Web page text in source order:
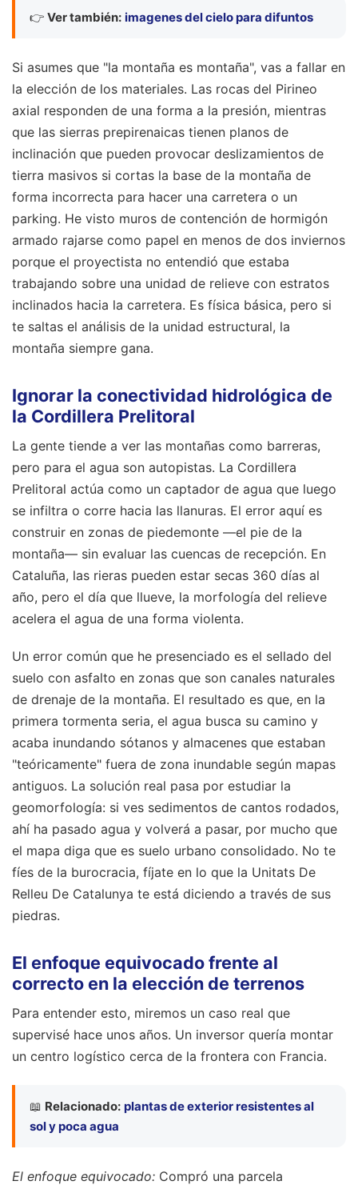
👉 Ver también: imagenes del cielo para difuntos
Si asumes que "la montaña es montaña", vas a fallar en
la elección de los materiales. Las rocas del Pirineo
axial responden de una forma a la presión, mientras
que las sierras prepirenaicas tienen planos de
inclinación que pueden provocar deslizamientos de
tierra masivos si cortas la base de la montaña de
forma incorrecta para hacer una carretera o un
parking. He visto muros de contención de hormigón
armado rajarse como papel en menos de dos inviernos
porque el proyectista no entendió que estaba
trabajando sobre una unidad de relieve con estratos
inclinados hacia la carretera. Es física básica, pero si
te saltas el análisis de la unidad estructural, la
montaña siempre gana.
Ignorar la conectividad hidrológica de
la Cordillera Prelitoral
La gente tiende a ver las montañas como barreras,
pero para el agua son autopistas. La Cordillera
Prelitoral actúa como un captador de agua que luego
se infiltra o corre hacia las llanuras. El error aquí es
construir en zonas de piedemonte —el pie de la
montaña— sin evaluar las cuencas de recepción. En
Cataluña, las rieras pueden estar secas 360 días al
año, pero el día que llueve, la morfología del relieve
acelera el agua de una forma violenta.
Un error común que he presenciado es el sellado del
suelo con asfalto en zonas que son canales naturales
de drenaje de la montaña. El resultado es que, en la
primera tormenta seria, el agua busca su camino y
acaba inundando sótanos y almacenes que estaban
"teóricamente" fuera de zona inundable según mapas
antiguos. La solución real pasa por estudiar la
geomorfología: si ves sedimentos de cantos rodados,
ahí ha pasado agua y volverá a pasar, por mucho que
el mapa diga que es suelo urbano consolidado. No te
fíes de la burocracia, fíjate en lo que la Unitats De
Relleu De Catalunya te está diciendo a través de sus
piedras.
El enfoque equivocado frente al
correcto en la elección de terrenos
Para entender esto, miremos un caso real que
supervisé hace unos años. Un inversor quería montar
un centro logístico cerca de la frontera con Francia.
📖 Relacionado: plantas de exterior resistentes al
sol y poca agua
El enfoque equivocado: Compró una parcela